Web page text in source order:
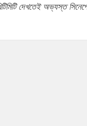
খিটিমিটি দেখতেই অভ্যস্ত